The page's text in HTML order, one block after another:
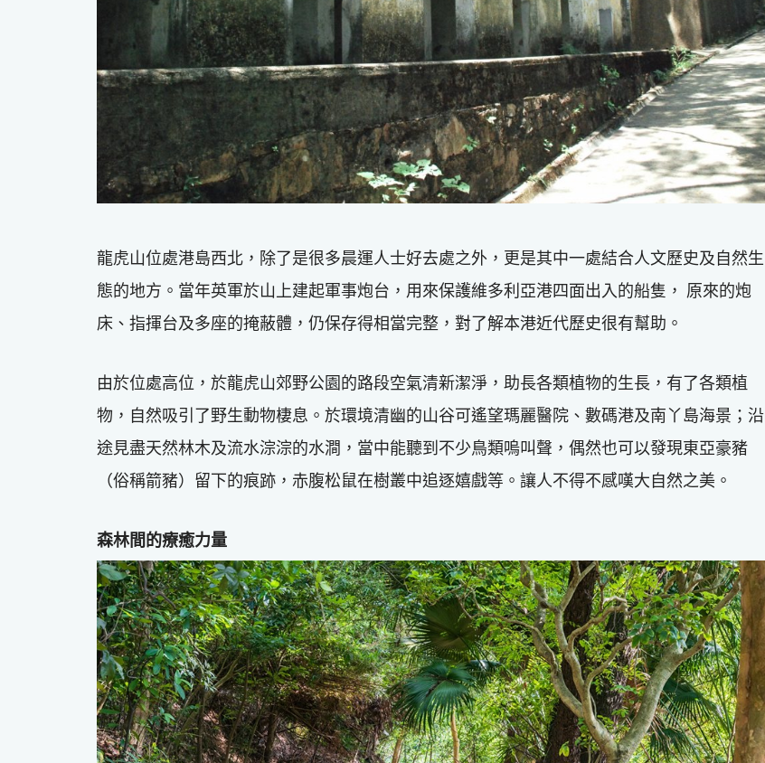
龍虎山位處港島西北，除了是很多晨運人士好去處之外，更是其中一處結合人文歷史及自然生
態的地方。當年英軍於山上建起軍事炮台，用來保護維多利亞港四面出入的船隻， 原來的炮
床、指揮台及多座的掩蔽體，仍保存得相當完整，對了解本港近代歷史很有幫助。
由於位處高位，於龍虎山郊野公園的路段空氣清新潔淨，助長各類植物的生長，有了各類植
物，自然吸引了野生動物棲息。於環境清幽的山谷可遙望瑪麗醫院、數碼港及南丫島海景；沿
途見盡天然林木及流水淙淙的水澗，當中能聽到不少鳥類嗚叫聲，偶然也可以發現東亞豪豬
（俗稱箭豬）留下的痕跡，赤腹松鼠在樹叢中追逐嬉戲等。讓人不得不感嘆大自然之美。
森林間的療癒力量